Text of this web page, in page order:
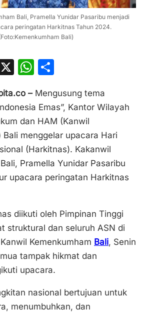
Bali, Pramella Yunidar Pasaribu menjadi
peringatan Harkitnas Tahun 2024.
Bali)
X
W
at
s
A
p
p
ar
e
– Mengusung tema
Emas”, Kantor Wilayah
dan HAM (Kanwil
Bali menggelar upacara Hari
(Harkitnas). Kakanwil
Pramella Yunidar Pasaribu
upacara peringatan Harkitnas
diikuti oleh Pimpinan Tinggi
struktural dan seluruh ASN di
Kemenkumham Bali, Senin
tampak hikmat dan
upacara.
nasional bertujuan untuk
menumbuhkan, dan